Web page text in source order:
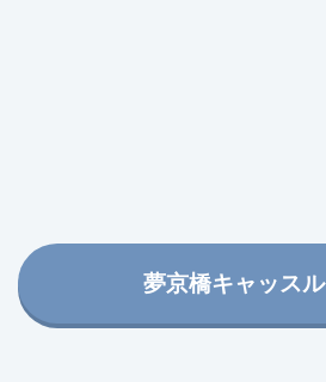
夢京橋キャッス